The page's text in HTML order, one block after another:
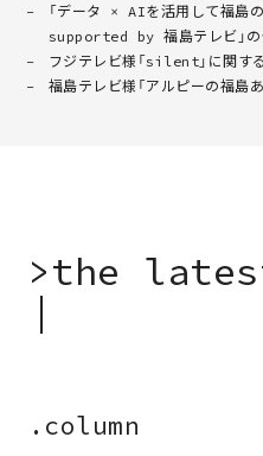
「データ × AIを活用して福島
supported by 福島テレビ」の
フジテレビ様「silent」に関す
福島テレビ様「アルピーの福島
>the lates
.column